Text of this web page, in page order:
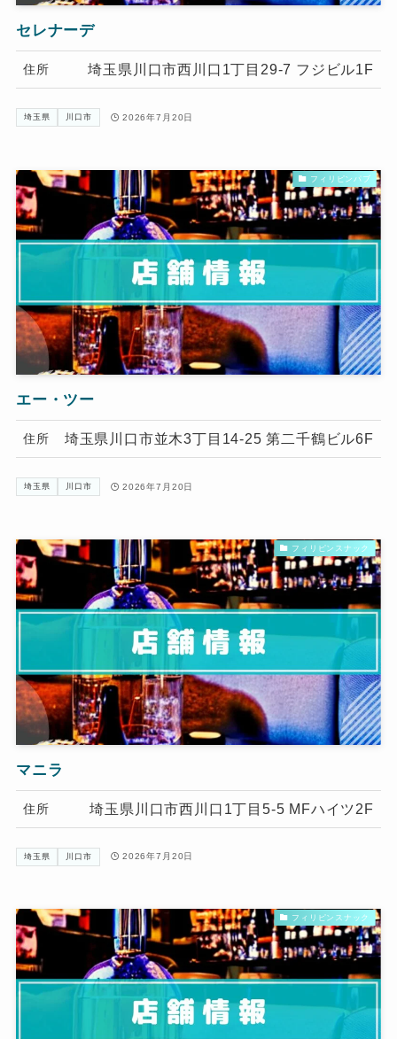
セレナーデ
住所 埼玉県川口市西川口1丁目29-7 フジビル1F
埼玉県 川口市 2026年7月20日
フィリピンパブ
エー・ツー
住所 埼玉県川口市並木3丁目14-25 第二千鶴ビル6F
埼玉県 川口市 2026年7月20日
フィリピンスナック
マニラ
住所 埼玉県川口市西川口1丁目5-5 MFハイツ2F
埼玉県 川口市 2026年7月20日
フィリピンスナック